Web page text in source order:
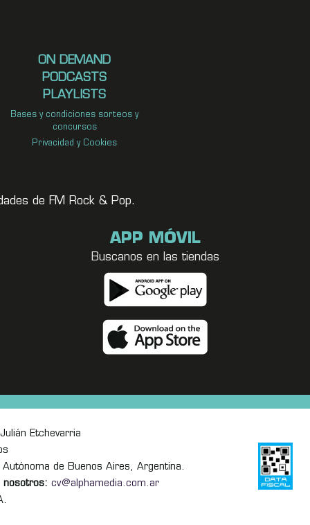
ON DEMAND
PODCASTS
PLAYLISTS
Bases y condiciones sorteos y
concursos
Privacidad y Cookies
de FM Rock & Pop.
APP MÓVIL
Buscanos en las tiendas
Julián Etchevarria
de Buenos Aires, Argentina.
nosotros: cv@alphamedia.com.ar